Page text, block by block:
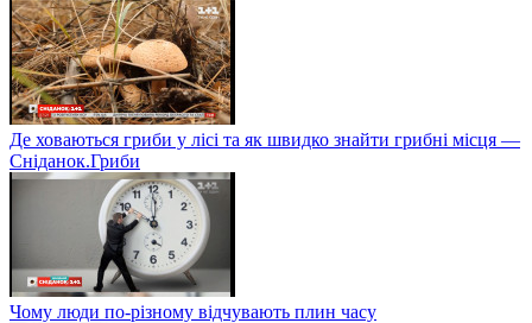
Де ховаються гриби у лісі та як швидко знайти грибні місця —
Сніданок.Гриби
Чому люди по-різному відчувають плин часу